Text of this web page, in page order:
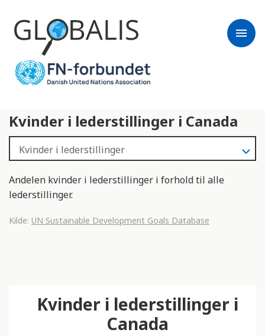
menu
Kvinder i lederstillinger i Canada
Andelen kvinder i lederstillinger i forhold til alle
lederstillinger.
Kilde: UN Sustainable Development Goals Database
Kvinder i lederstillinger i
Canada